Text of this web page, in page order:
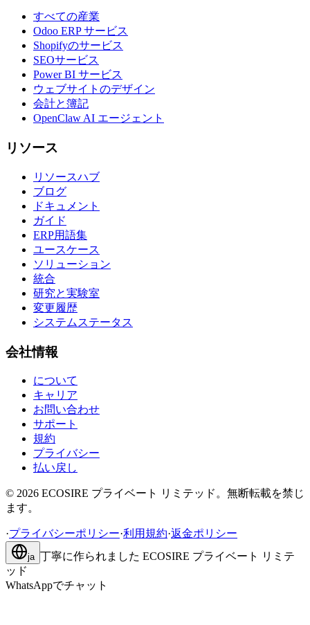
すべての産業
Odoo ERP サービス
Shopifyのサービス
SEOサービス
Power BI サービス
ウェブサイトのデザイン
会計と簿記
OpenClaw AI エージェント
リソース
リソースハブ
ブログ
ドキュメント
ガイド
ERP用語集
ユースケース
ソリューション
統合
研究と実験室
変更履歴
システムステータス
会社情報
について
キャリア
お問い合わせ
サポート
規約
プライバシー
払い戻し
© 2026 ECOSIRE プライベート リミテッド。無断転載を禁じ
ます。
·プライバシーポリシー·利用規約·返金ポリシー
ja 丁寧に作られました ECOSIRE プライベート リミテ
ッド
WhatsAppでチャット